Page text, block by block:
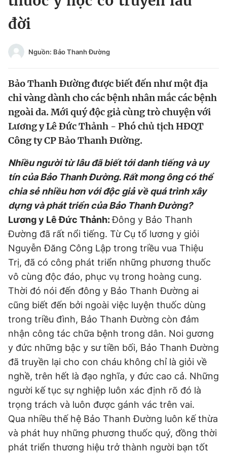
Chuyên mục khác
Video Magazine
Sản phẩm khác
Tiện ích Bạn cần biết
Thông tin tòa soạn Liên hệ quảng cáo
Đọc Thanh Niên trên điện thoại
Theo dõi báo trên
Hotline
0906 645 777
Liên hệ quảng cáo
0908 780 404
Đặt báo Quảng cáo RSS Tòa soạn Chính sách bảo
Tổng biên tập: Nguyễn Ngọc Toàn
Phó tổng biên tập thường trực: Hải Thành
Phó tổng biên tập: Lâm Hiếu Dũng
Phó tổng biên tập: Trần Việt Hưng
Tổng thư ký tòa soạn: Đức Trung
Đăng xuất
đời
Nguồn: Bảo Thanh Đường
Bảo Thanh Đường được biết đến như một địa
chỉ vàng dành cho các bệnh nhân mắc các bệnh
ngoài da. Mới quý độc giả cùng trò chuyện với
Lương y Lê Đức Thảnh - Phó chủ tịch HĐQT
Công ty CP Bảo Thanh Đường.
Nhiều người từ lâu đã biết tới danh tiếng và uy
tín của Bảo Thanh Đường. Rất mong ông có thể
chia sẻ nhiều hơn với độc giả về quá trình xây
dựng và phát triển của Bảo Thanh Đường?
Lương y Lê Đức Thảnh:Đông y Bảo Thanh
Đường đã rất nổi tiếng. Từ Cụ tổ lương y giỏi
Nguyễn Đăng Công Lập trong triều vua Thiệu
Trị, đã có công phát triển những phương thuốc
vô cùng độc đáo, phục vụ trong hoàng cung.
Thời đó nói đến đông y Bảo Thanh Đường ai
cũng biết đến bởi ngoài việc luyện thuốc dùng
trong triều đình, Bảo Thanh Đường còn đảm
nhận công tác chữa bệnh trong dân. Noi gương
y đức những bậc y sư tiền bối, Bảo Thanh Đường
đã truyền lại cho con cháu không chỉ là giỏi về
nghề, trên hết là đạo nghĩa, y đức cao cả. Những
người kế tục sự nghiệp luôn xác định rõ đó là
trọng trách và luôn được gánh vác trên vai.
Qua nhiều thế hệ Bảo Thanh Đường luôn kế thừa
và phát huy những phương thuốc quý, đồng thời
phát triển thương hiệu trở thành người bạn tốt